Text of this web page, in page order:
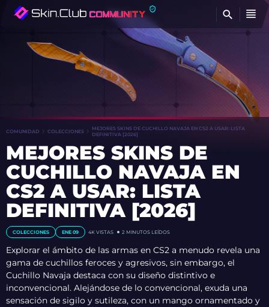
COMUNIDAD COLECCIONES
MEJORES SKINS DE CUCHILLO NAVAJA EN CS2 A USAR: LISTA
DEFINITIVA [2026]
MEJORES SKINS DE
CUCHILLO NAVAJA EN
CS2 A USAR: LISTA
DEFINITIVA [2026]
COLECCIONES ENE 09 4K VISTAS 2 MINUTOS LEÍDOS
Explorar el ámbito de las armas en CS2 a menudo revela una
gama de cuchillos feroces y agresivos, sin embargo, el
Cuchillo Navaja destaca con su diseño distintivo e
inconvencional. Alejándose de lo convencional, exuda una
sensación de sigilo y sutileza, con un mango ornamentado y